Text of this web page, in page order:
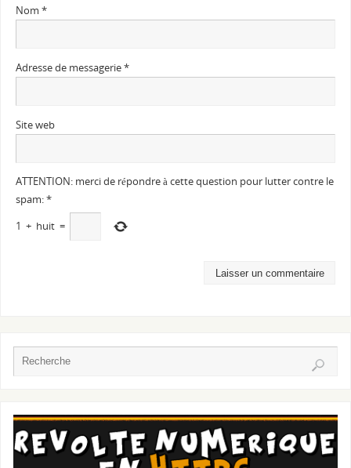
Nom *
Adresse de messagerie*
Site web
ATTENTION: merci de répondre à cette question pour lutter contre le
spam:*
1 + huit =